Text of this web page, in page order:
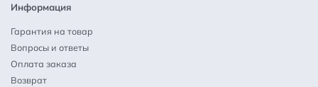
Информация
Гарантия на товар
Вопросы и ответы
Оплата заказа
Возврат